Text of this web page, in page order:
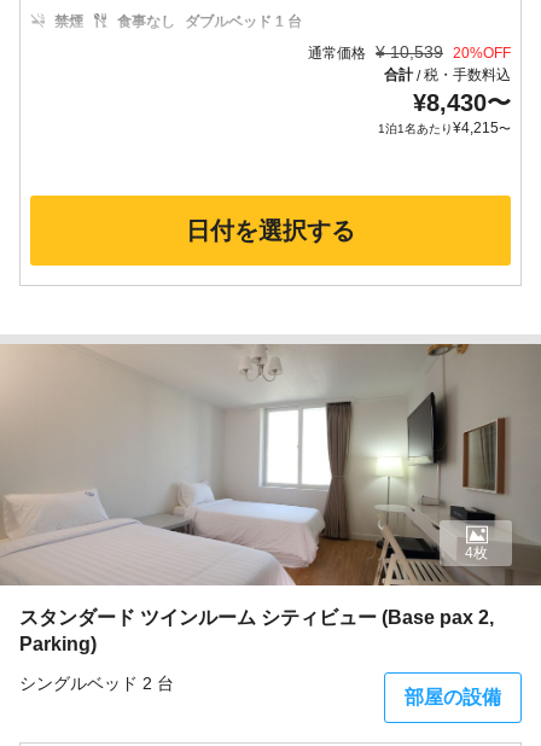
禁煙 食事なし
ダブルベッド 1 台
通常価格 ¥ 10,539 20%OFF
合計/税・手数料込
¥8,430〜
1泊1名あたり¥4,215〜
日付を選択する
スタンダード ツインルーム シティビュー (Base pax 2,
Parking)
シングルベッド 2 台
部屋の設備
4枚